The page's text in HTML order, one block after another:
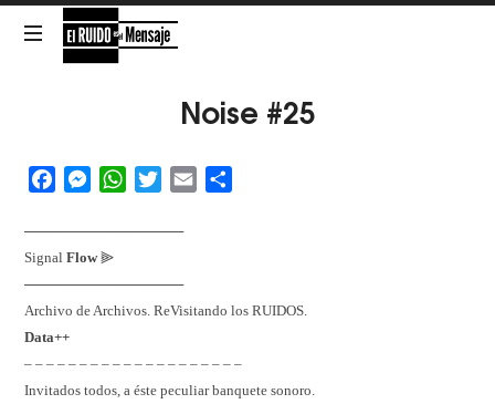
El
el
Mensaje
Noise #25
FacebookMessengerWhatsAppTwitterEmail
────────────────
SignalFlow⫸
────────────────
Archivo de Archivos. ReVisitando los RUIDOS.
Data++
– – – – – – – – – – – – – – – – – – – –
Invitados todos, a éste peculiar banquete sonoro.